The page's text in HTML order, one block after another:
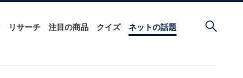
リサーチ 注目の商品 クイズ ネットの話題